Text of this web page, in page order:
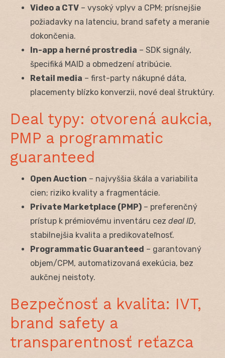
Video a CTV – vysoký vplyv a CPM; prísnejšie
požiadavky na latenciu, brand safety a meranie
dokončenia.
In-app a herné prostredia – SDK signály,
špecifiká MAID a obmedzení atribúcie.
Retail media – first-party nákupné dáta,
placementy blízko konverzii, nové deal štruktúry.
Deal typy: otvorená aukcia,
PMP a programmatic
guaranteed
Open Auction – najvyššia škála a variabilita
cien; riziko kvality a fragmentácie.
Private Marketplace (PMP) – preferenčný
prístup k prémiovému inventáru cez deal ID,
stabilnejšia kvalita a predikovateľnosť.
Programmatic Guaranteed – garantovaný
objem/CPM, automatizovaná exekúcia, bez
aukčnej neistoty.
Bezpečnosť a kvalita: IVT,
brand safety a
transparentnosť reťazca